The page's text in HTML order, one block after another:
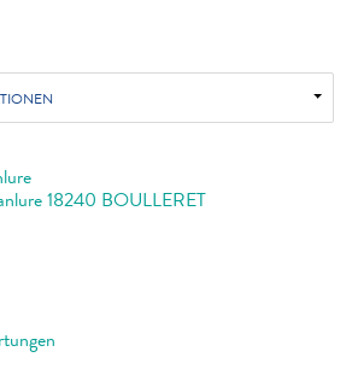
18240 BOULLERET